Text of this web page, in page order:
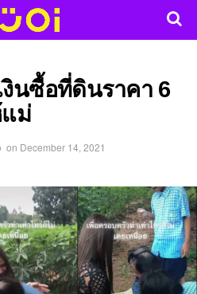
นซื้อที่ดินราคา 6
ม่
on December 14, 2021